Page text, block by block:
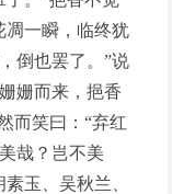
凋一瞬，临终犹
倒也罢了。”说
姗而来，挹香
而笑曰：“弃红
哉？岂不美
玉、吴秋兰、